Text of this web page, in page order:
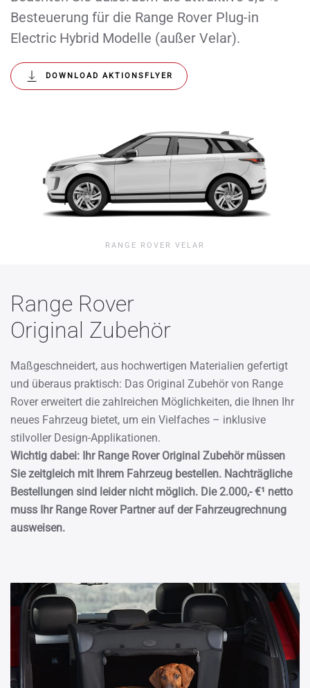
Besteuerung für die Range Rover Plug-in
Electric Hybrid Modelle (außer Velar).
DOWNLOAD AKTIONSFLYER
RANGE ROVER VELAR
Range Rover
Original Zubehör
Maßgeschneidert, aus hochwertigen Materialien gefertigt
und überaus praktisch: Das Original Zubehör von Range
Rover erweitert die zahlreichen Möglichkeiten, die Ihnen Ihr
neues Fahrzeug bietet, um ein Vielfaches – inklusive
stilvoller Design-Applikationen.
Wichtig dabei: Ihr Range Rover Original Zubehör müssen
Sie zeitgleich mit Ihrem Fahrzeug bestellen. Nachträgliche
Bestellungen sind leider nicht möglich. Die 2.000,- €¹ netto
muss Ihr Range Rover Partner auf der Fahrzeugrechnung
ausweisen.